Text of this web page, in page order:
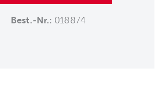
Best.-Nr.: 018874